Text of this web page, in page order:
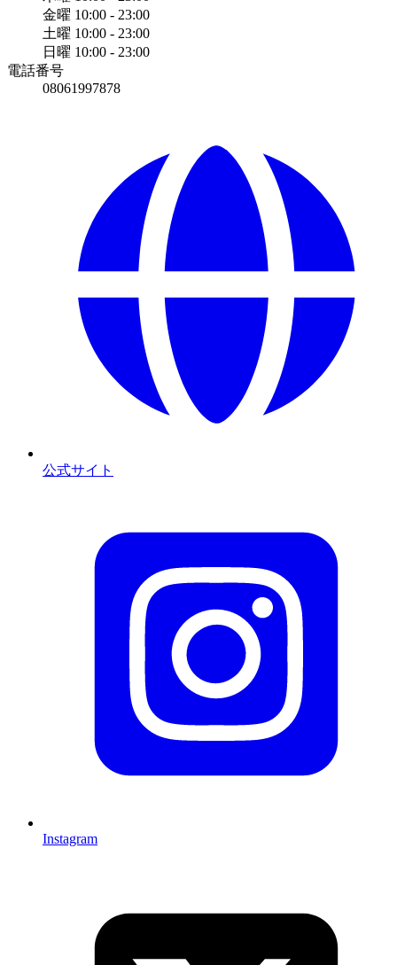
金曜 10:00 - 23:00
土曜 10:00 - 23:00
日曜 10:00 - 23:00
電話番号
08061997878
公式サイト
Instagram